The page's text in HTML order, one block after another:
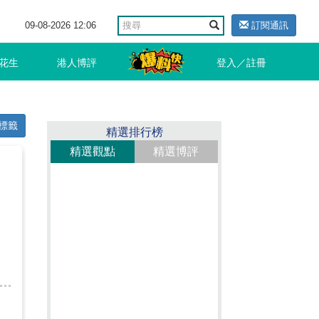
09-08-2026 12:06 訂閱通訊
生 港人博評 登入／註冊
籤
精選排行榜
精選觀點
精選博評